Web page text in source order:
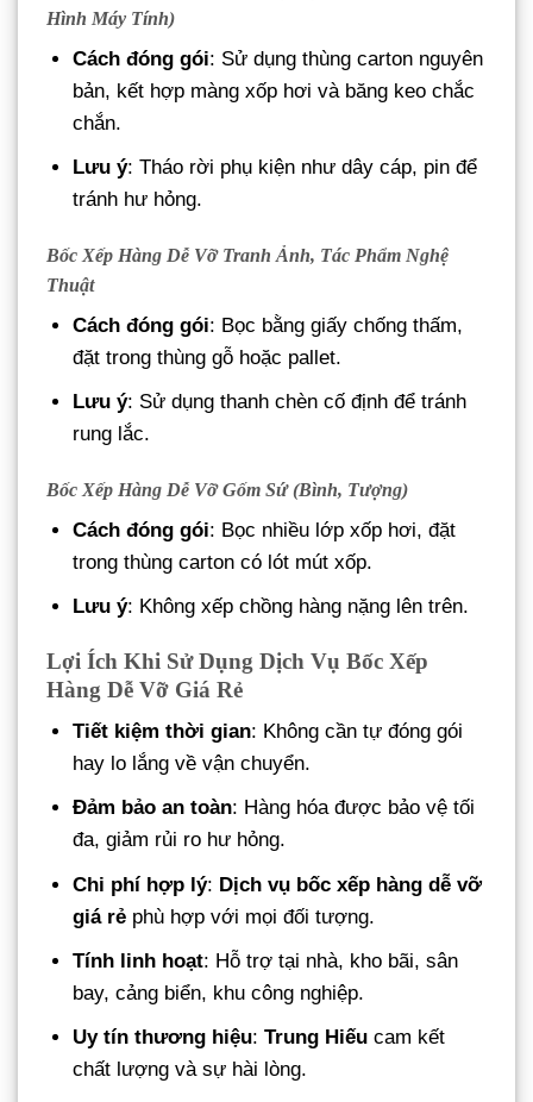
Hình Máy Tính)
Cách đóng gói: Sử dụng thùng carton nguyên
bản, kết hợp màng xốp hơi và băng keo chắc
chắn.
Lưu ý: Tháo rời phụ kiện như dây cáp, pin để
tránh hư hỏng.
Bốc Xếp Hàng Dễ Vỡ Tranh Ảnh, Tác Phẩm Nghệ
Thuật
Cách đóng gói: Bọc bằng giấy chống thấm,
đặt trong thùng gỗ hoặc pallet.
Lưu ý: Sử dụng thanh chèn cố định để tránh
rung lắc.
Bốc Xếp Hàng Dễ Vỡ Gốm Sứ (Bình, Tượng)
Cách đóng gói: Bọc nhiều lớp xốp hơi, đặt
trong thùng carton có lót mút xốp.
Lưu ý: Không xếp chồng hàng nặng lên trên.
Lợi Ích Khi Sử Dụng Dịch Vụ Bốc Xếp
Hàng Dễ Vỡ Giá Rẻ
Tiết kiệm thời gian: Không cần tự đóng gói
hay lo lắng về vận chuyển.
Đảm bảo an toàn: Hàng hóa được bảo vệ tối
đa, giảm rủi ro hư hỏng.
Chi phí hợp lý: Dịch vụ bốc xếp hàng dễ vỡ
giá rẻ phù hợp với mọi đối tượng.
Tính linh hoạt: Hỗ trợ tại nhà, kho bãi, sân
bay, cảng biển, khu công nghiệp.
Uy tín thương hiệu:Trung Hiếu cam kết
chất lượng và sự hài lòng.